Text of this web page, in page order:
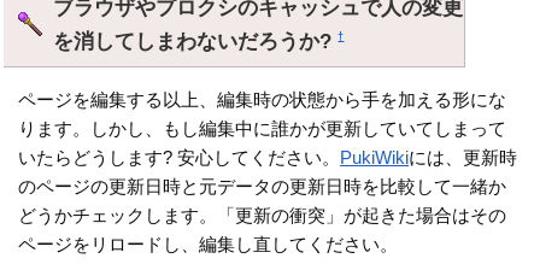
ブラウザやプロクシのキャッシュで人の変更
を消してしまわないだろうか?†
ページを編集する以上、編集時の状態から手を加える形にな
ります。しかし、もし編集中に誰かが更新していてしまって
いたらどうします? 安心してください。 PukiWikiには、更新時
のページの更新日時と元データの更新日時を比較して一緒か
どうかチェックします。「更新の衝突」が起きた場合はその
ページをリロードし、編集し直してください。